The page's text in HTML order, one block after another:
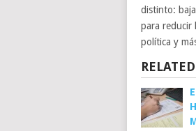
distinto:
para reducir
política y